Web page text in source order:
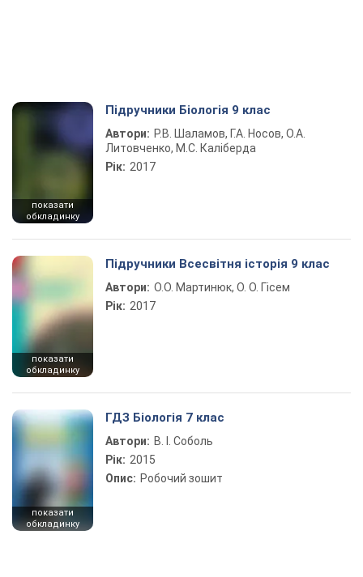
показати
обкладинку
Підручники Біологія 9 клас
Автори: Р.В. Шаламов, Г.А. Носов, О.А.
Литовченко, М.С. Каліберда
Рік: 2017
показати
обкладинку
Підручники Всесвітня історія 9 клас
Автори: О.О. Мартинюк, О. О. Гісем
Рік: 2017
показати
обкладинку
ГДЗ Біологія 7 клас
Автори: В. І. Соболь
Рік: 2015
Опис: Робочий зошит